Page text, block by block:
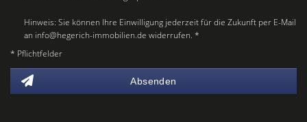
Hinweis: Sie können Ihre Einwilligung jederzeit für die Zukunft per E-Mail
an info@hegerich-immobilien.de widerrufen. *
* Pflichtfelder
Absenden